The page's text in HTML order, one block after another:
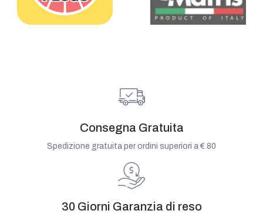
Consegna Gratuita
Spedizione gratuita per ordini superiori a € 80
30 Giorni Garanzia di reso